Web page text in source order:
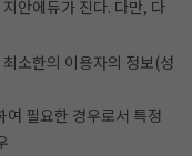
안에듀가 진다. 다만, 다
소한의 이용자의 정보(성
필요한 경우로서 특정